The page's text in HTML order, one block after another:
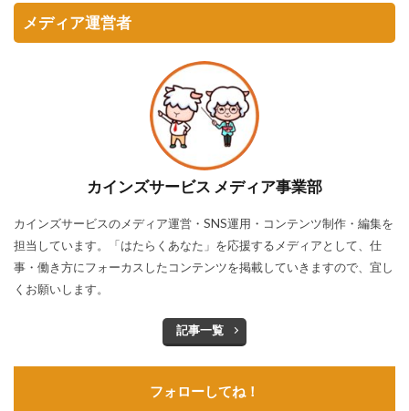
メディア運営者
カインズサービス メディア事業部
カインズサービスのメディア運営・SNS運用・コンテンツ制作・編集を
担当しています。「はたらくあなた」を応援するメディアとして、仕
事・働き方にフォーカスしたコンテンツを掲載していきますので、宜し
くお願いします。
記事一覧
フォローしてね！